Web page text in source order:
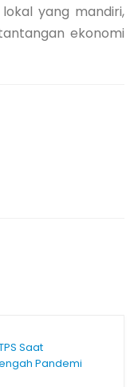
yang mandiri,
ekonomi
Saat
Pandemi